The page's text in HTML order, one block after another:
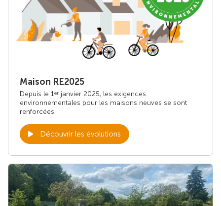
Maison RE2025
Depuis le 1er janvier 2025, les exigences
environnementales pour les maisons neuves se sont
renforcées.
Découvrir les évolutions